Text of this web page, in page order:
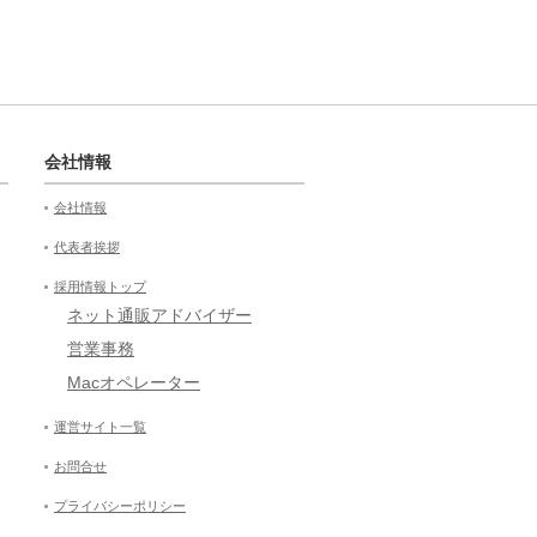
会社情報
会社情報
代表者挨拶
採用情報トップ
ネット通販アドバイザー
営業事務
Macオペレーター
運営サイト一覧
お問合せ
プライバシーポリシー